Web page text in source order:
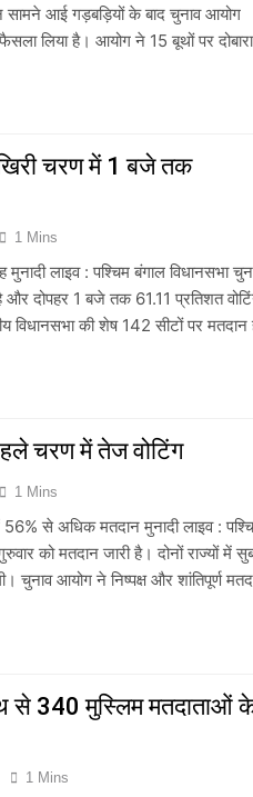
सामने आई गड़बड़ियों के बाद चुनाव आयोग
लिया है। आयोग ने 15 बूथों पर दोबारा
चरण में 1 बजे तक
1 Mins
लाइव : पश्चिम बंगाल विधानसभा
दोपहर 1 बजे तक 61.11 प्रतिशत
की शेष 142 सीटों पर मतदान
चरण में तेज वोटिंग
1 Mins
से अधिक मतदान मुनादी लाइव :
को मतदान जारी है। दोनों राज्यों में
आयोग ने निष्पक्ष और शांतिपूर्ण
से 340 मुस्लिम मतदाताओं
1 Mins